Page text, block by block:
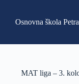
k
Osnovna škola
MAT liga – 3.